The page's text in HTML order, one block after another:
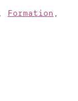
, Formation ,